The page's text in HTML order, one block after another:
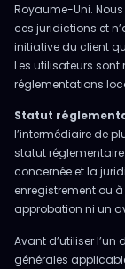
Royaume-Uni.
ces juridictions et
initiative du client
Les utilisateurs
réglementations
Statut
l’intermédiaire de
statut réglementaire
concernée et la
enregistrement ou
approbation ni un
Avant d’utiliser
générales